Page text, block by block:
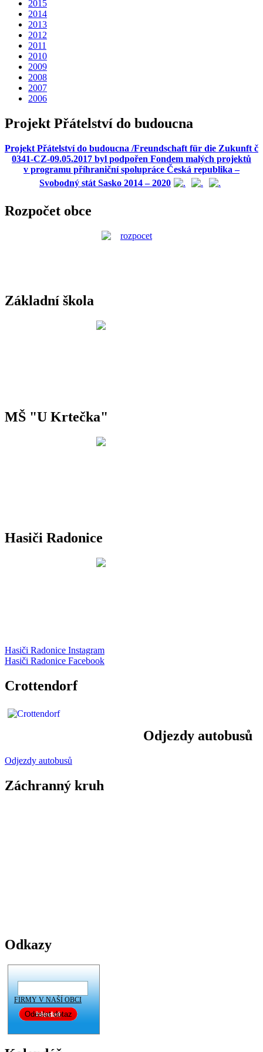
2015
2014
2013
2012
2011
2010
2009
2008
2007
2006
Projekt Přátelství do budoucna
Projekt Přátelství do budoucna /Freundschaft für die Zukunft č
0341-CZ-09.05.2017 byl podpořen Fondem malých projektů
v programu příhraniční spolupráce Česká republika –
Svobodný stát Sasko 2014 – 2020
Rozpočet obce
Základní škola
MŠ "U Krtečka"
Hasiči Radonice
Hasiči Radonice Instagram
Hasiči Radonice Facebook
Crottendorf
Odjezdy autobusů
Odjezdy autobusů
Záchranný kruh
Odkazy
FIRMY V NAŠÍ OBCI